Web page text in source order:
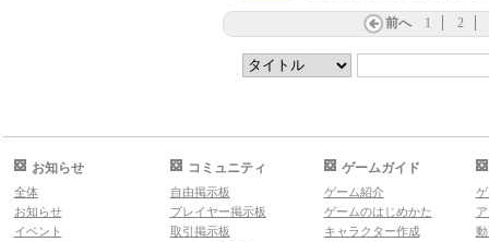
前へ 1 2
お知らせ
全体
お知らせ
イベント
コミュニティ
自由掲示板
プレイヤー掲示板
取引掲示板
ゲームガイド
ゲーム紹介
ゲームのはじめかた
キャラクター作成